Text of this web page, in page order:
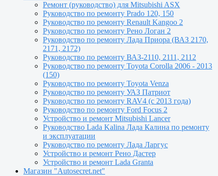
Ремонт (руководство) для Mitsubishi ASX
Руководство по ремонту Prado 120, 150
Руководство по ремонту Renault Kangoo 2
Руководство по ремонту Рено Логан 2
Руководство по ремонту Лада Приора (ВАЗ 2170,
2171, 2172)
Руководство по ремонту ВАЗ-2110, 2111, 2112
Руководство по ремонту Toyota Сorolla 2006 - 2013
(150)
Руководство по ремонту Toyota Venza
Руководство по ремонту УАЗ Патриот
Руководство по ремонту RAV4 (с 2013 года)
Руководство по ремонту Ford Focus 2
Устройство и ремонт Mitsubishi Lancer
Руководство Lada Kalina Лада Калина по ремонту
и эксплуатации
Руководство по ремонту Лада Ларгус
Устройство и ремонт Рено Дастер
Устройство и ремонт Lada Granta
Магазин "Autosecret.net"